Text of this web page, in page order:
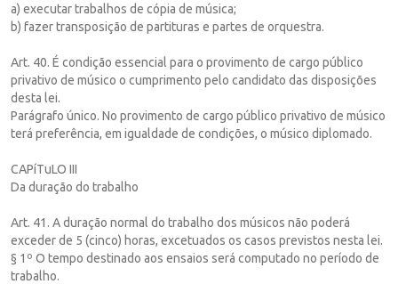
a) executar trabalhos de cópia de música;
b) fazer transposição de partituras e partes de orquestra.
Art. 40. É condição essencial para o provimento de cargo público
privativo de músico o cumprimento pelo candidato das disposições
desta lei.
Parágrafo único. No provimento de cargo público privativo de músico
terá preferência, em igualdade de condições, o músico diplomado.
CAPíTuLO III
Da duração do trabalho
Art. 41. A duração normal do trabalho dos músicos não poderá
exceder de 5 (cinco) horas, excetuados os casos previstos nesta lei.
§ 1º O tempo destinado aos ensaios será computado no período de
trabalho.